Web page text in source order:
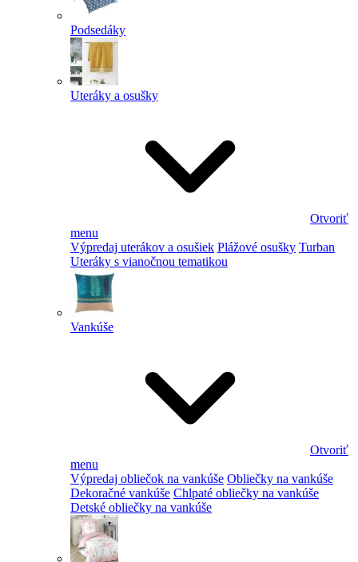
Podsedáky
Uteráky a osušky
Otvoriť
menu
Výpredaj uterákov a osušiek Plážové osušky Turban
Uteráky s vianočnou tematikou
Vankúše
Otvoriť
menu
Výpredaj obliečok na vankúše Obliečky na vankúše
Dekoračné vankúše Chlpaté obliečky na vankúše
Detské obliečky na vankúše